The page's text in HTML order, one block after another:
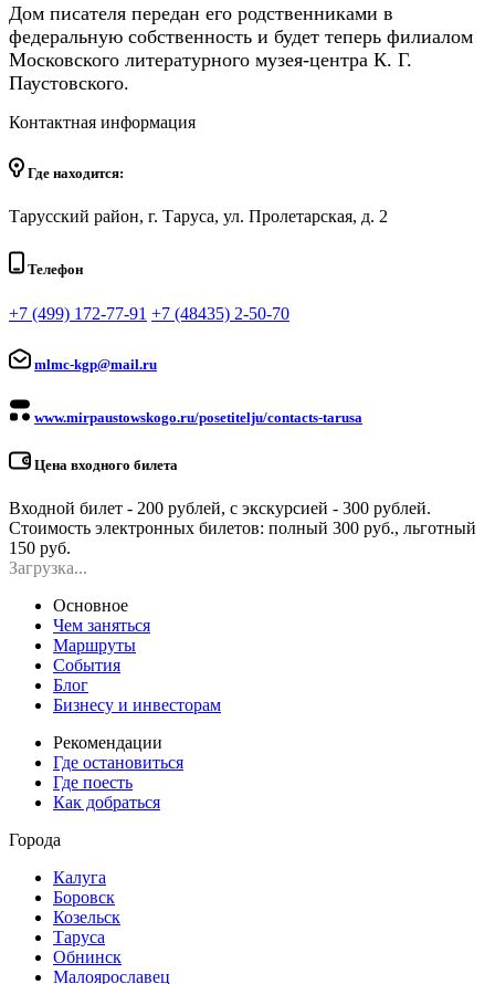
Дом писателя передан его родственниками в
федеральную собственность и будет теперь филиалом
Московского литературного музея-центра К. Г.
Паустовского.
Контактная информация
Где находится:
Тарусский район, г. Таруса, ул. Пролетарская, д. 2
Телефон
+7 (499) 172-77-91 +7 (48435) 2-50-70
mlmc-kgp@mail.ru
www.mirpaustowskogo.ru/posetitelju/contacts-tarusa
Цена входного билета
Входной билет - 200 рублей, с экскурсией - 300 рублей.
Стоимость электронных билетов: полный 300 руб., льготный
150 руб.
Загрузка...
Основное
Чем заняться
Маршруты
События
Блог
Бизнесу и инвесторам
Рекомендации
Где остановиться
Где поесть
Как добраться
Города
Калуга
Боровск
Козельск
Таруса
Обнинск
Малоярославец